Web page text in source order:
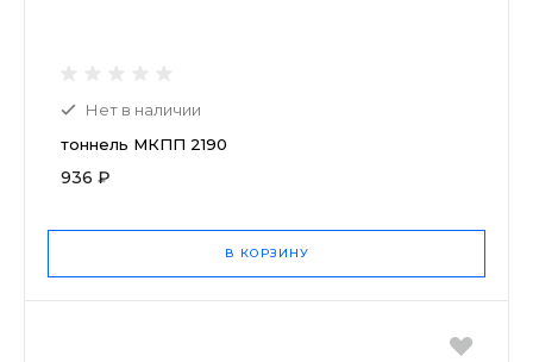
Нет в наличии
тоннель МКПП 2190
936 ₽
В КОРЗИНУ